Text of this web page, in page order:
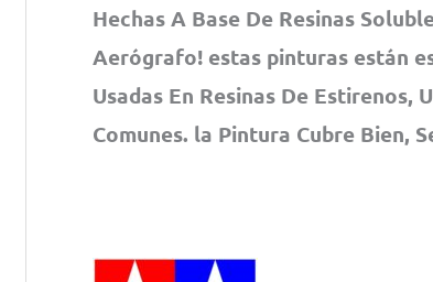
Hechas A Base De Resinas
Aerógrafo! estas pinturas están
Usadas En Resinas De
Comunes. la Pintura Cubre Bien,